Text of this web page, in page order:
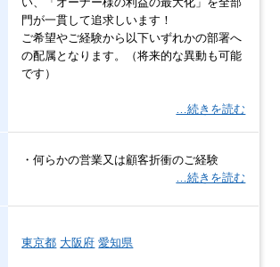
門が一貫して追求しいます！
ご希望やご経験から以下いずれかの部署へ
の配属となります。（将来的な異動も可能
です）
…続きを読む
・何らかの営業又は顧客折衝のご経験
…続きを読む
東京都 大阪府 愛知県